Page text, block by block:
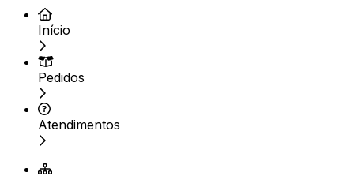
Início
Pedidos
Atendimentos